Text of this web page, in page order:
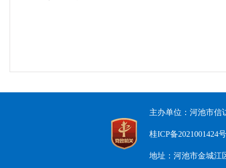
主办单位：河池市
桂ICP备2021001424号
地址：河池市金城江